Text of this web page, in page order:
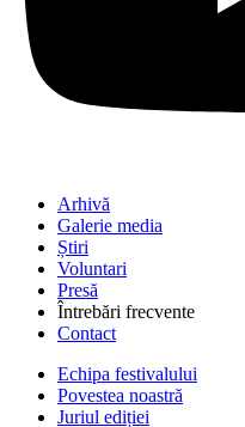
Arhivă
Galerie media
Știri
Voluntari
Presă
Întrebări frecvente
Contact
Echipa festivalului
Povestea noastră
Juriul ediției